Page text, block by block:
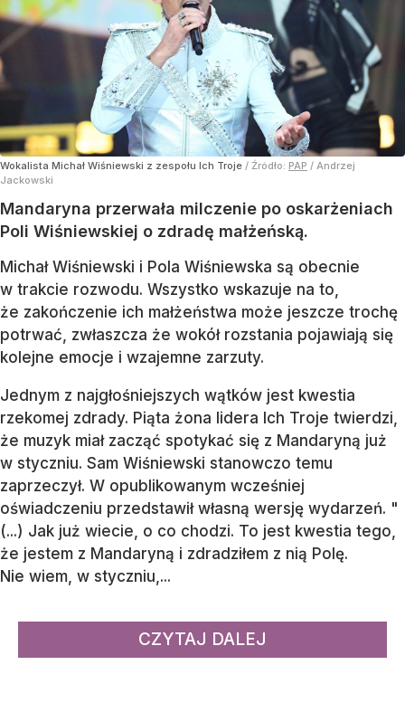
Wokalista Michał Wiśniewski z zespołu Ich Troje / Źródło: PAP / Andrzej
Jackowski
Mandaryna przerwała milczenie po oskarżeniach
Poli Wiśniewskiej o zdradę małżeńską.
Michał Wiśniewski i Pola Wiśniewska są obecnie
w trakcie rozwodu. Wszystko wskazuje na to,
że zakończenie ich małżeństwa może jeszcze trochę
potrwać, zwłaszcza że wokół rozstania pojawiają się
kolejne emocje i wzajemne zarzuty.
Jednym z najgłośniejszych wątków jest kwestia
rzekomej zdrady. Piąta żona lidera Ich Troje twierdzi,
że muzyk miał zacząć spotykać się z Mandaryną już
w styczniu. Sam Wiśniewski stanowczo temu
zaprzeczył. W opublikowanym wcześniej
oświadczeniu przedstawił własną wersję wydarzeń. "
(...) Jak już wiecie, o co chodzi. To jest kwestia tego,
że jestem z Mandaryną i zdradziłem z nią Polę.
Nie wiem, w styczniu,...
CZYTAJ DALEJ